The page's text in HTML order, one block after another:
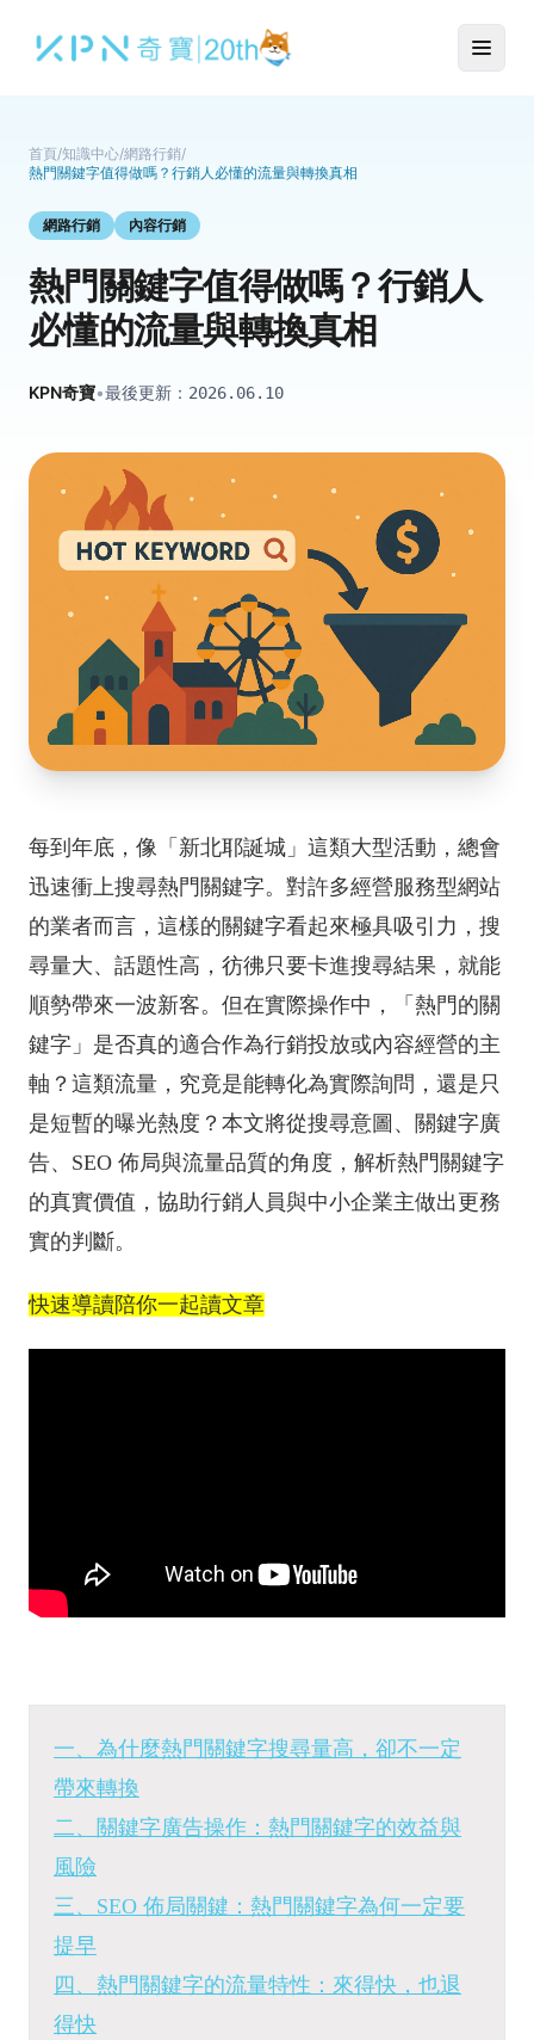
首頁/知識中心/網路行銷/
熱門關鍵字值得做嗎？行銷人必懂的流量與轉換真相
網路行銷 內容行銷
熱門關鍵字值得做嗎？行銷人
必懂的流量與轉換真相
KPN奇寶•最後更新： 2026.06.10
每到年底，像「新北耶誕城」這類大型活動，總會
迅速衝上搜尋熱門關鍵字。對許多經營服務型網站
的業者而言，這樣的關鍵字看起來極具吸引力，搜
尋量大、話題性高，彷彿只要卡進搜尋結果，就能
順勢帶來一波新客。但在實際操作中，「熱門的關
鍵字」是否真的適合作為行銷投放或內容經營的主
軸？這類流量，究竟是能轉化為實際詢問，還是只
是短暫的曝光熱度？本文將從搜尋意圖、關鍵字廣
告、SEO 佈局與流量品質的角度，解析熱門關鍵字
的真實價值，協助行銷人員與中小企業主做出更務
實的判斷。
快速導讀陪你一起讀文章
一、為什麼熱門關鍵字搜尋量高，卻不一定
帶來轉換
二、關鍵字廣告操作：熱門關鍵字的效益與
風險
三、SEO 佈局關鍵：熱門關鍵字為何一定要
提早
四、熱門關鍵字的流量特性：來得快，也退
得快